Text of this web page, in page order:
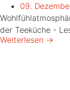
09.
der Teeküche -
Weiterlesen →